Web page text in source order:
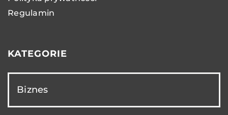
Regulamin
KATEGORIE
Biznes